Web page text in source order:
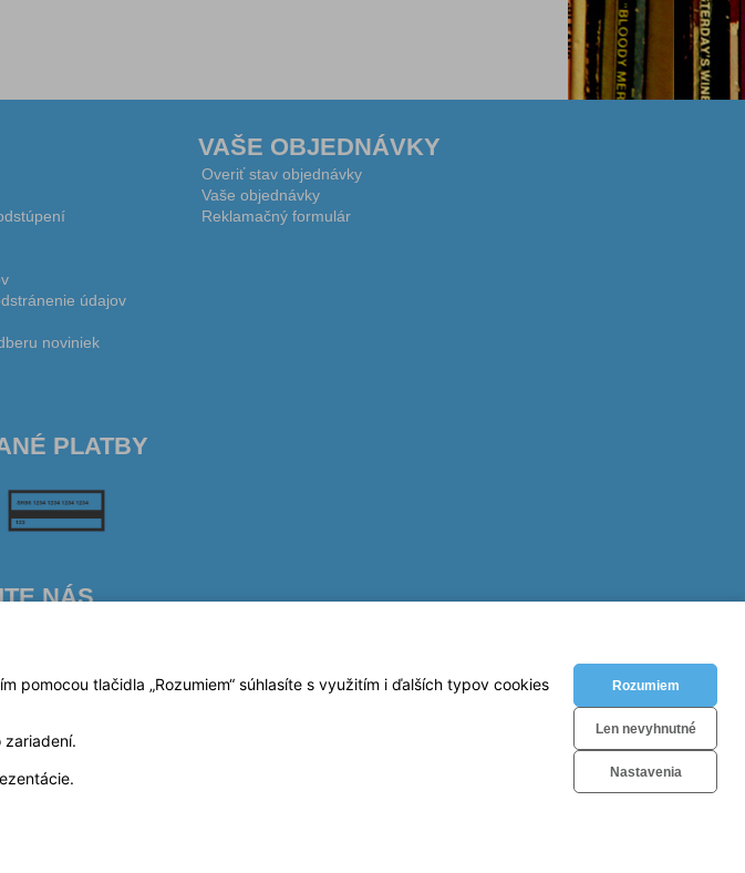
údajov
noviniek
VAŠE OBJEDNÁVKY
Overiť stav objednávky
Vaše objednávky
Reklamačný formulár
PLATBY
NÁS
2023,
tlačidla „Rozumiem“ súhlasíte s využitím i ďalších typov cookies
zariadení.
Rozumiem
Len nevyhnutné
Nastavenia